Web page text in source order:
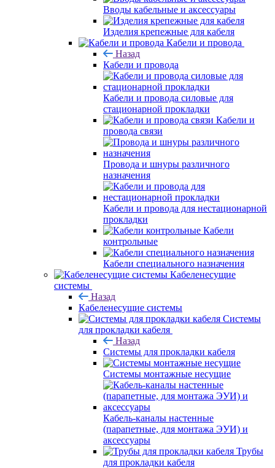
Вводы кабельные и аксессуары
Изделия крепежные для кабеля
Кабели и провода
Назад
Кабели и провода
Кабели и провода силовые для
стационарной прокладки
Кабели и
провода связи
Провода и шнуры различного
назначения
Кабели и провода для нестационарной
прокладки
Кабели
контрольные
Кабели специального назначения
Кабеленесущие
системы
Назад
Кабеленесущие системы
Системы
для прокладки кабеля
Назад
Системы для прокладки кабеля
Системы монтажные несущие
Кабель-каналы настенные
(парапетные, для монтажа ЭУИ) и
аксессуары
Трубы
для прокладки кабеля